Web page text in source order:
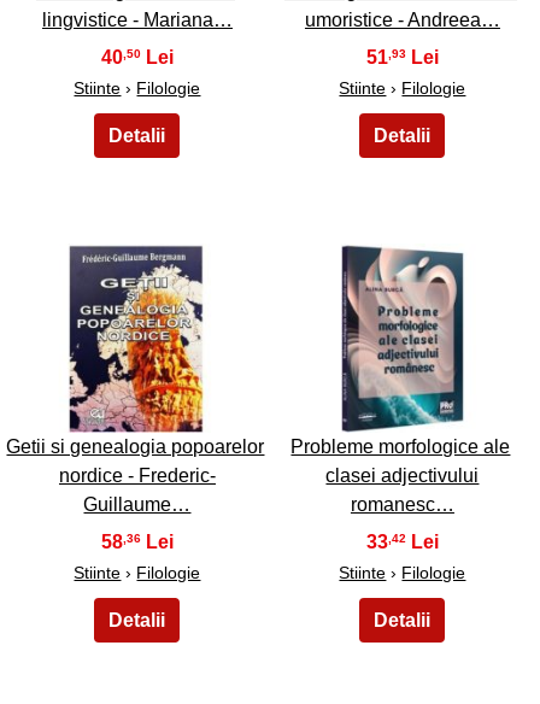
lingvistice - Mariana…
40,50
Stiinte › Filologie
umoristice - Andreea…
51,93
Stiinte › Filologie
33
Getii si genealogia popoarelor
nordice - Frederic-
Guillaume…
58,36
Stiinte › Filologie
34
Probleme morfologice ale
clasei adjectivului
romanesc…
33,42
Stiinte › Filologie